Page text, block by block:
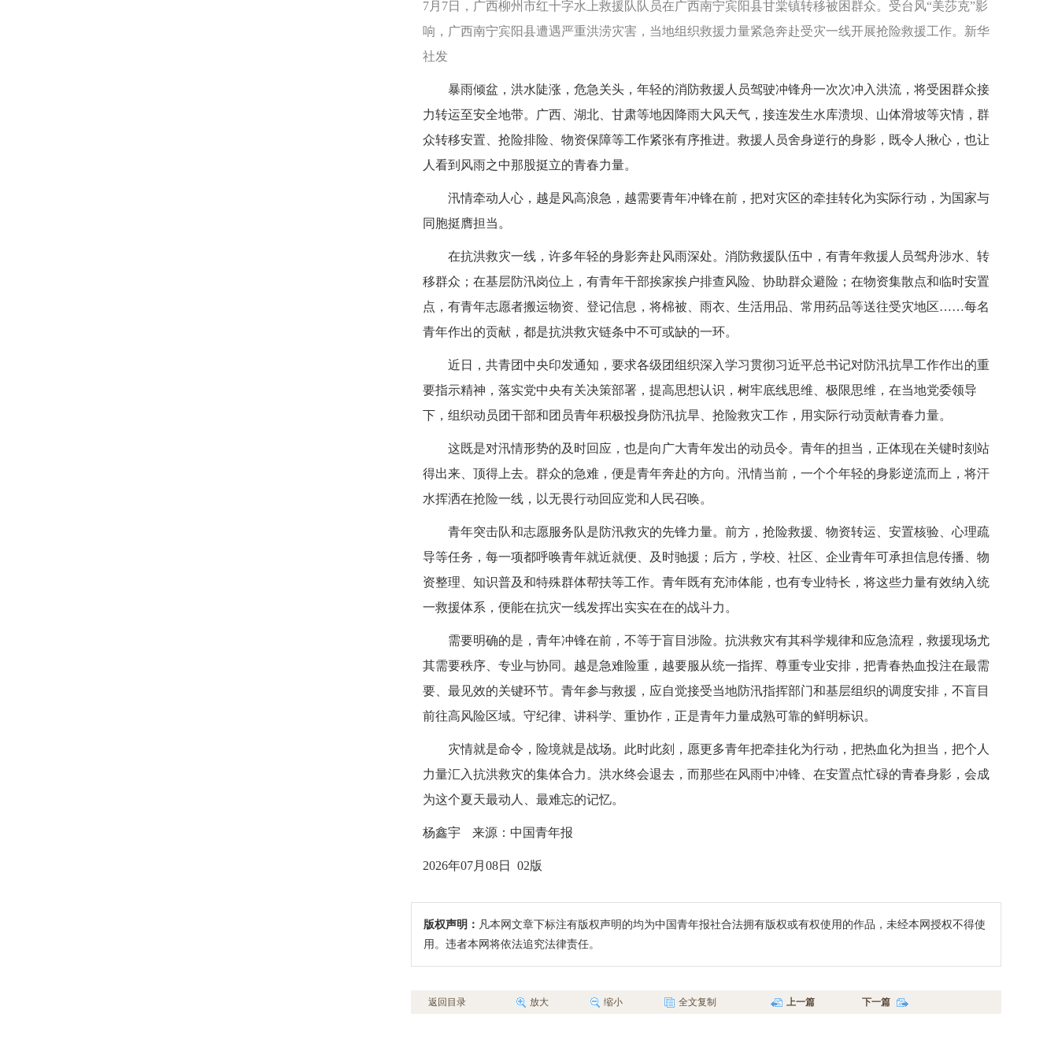
7月7日，广西柳州市红十字水上救援队队员在广西南宁宾阳县甘棠镇转移被困群众。受台风“美莎克”影
响，广西南宁宾阳县遭遇严重洪涝灾害，当地组织救援力量紧急奔赴受灾一线开展抢险救援工作。新华
社发
暴雨倾盆，洪水陡涨，危急关头，年轻的消防救援人员驾驶冲锋舟一次次冲入洪流，将受困群众接
力转运至安全地带。广西、湖北、甘肃等地因降雨大风天气，接连发生水库溃坝、山体滑坡等灾情，群
众转移安置、抢险排险、物资保障等工作紧张有序推进。救援人员舍身逆行的身影，既令人揪心，也让
人看到风雨之中那股挺立的青春力量。
汛情牵动人心，越是风高浪急，越需要青年冲锋在前，把对灾区的牵挂转化为实际行动，为国家与
同胞挺膺担当。
在抗洪救灾一线，许多年轻的身影奔赴风雨深处。消防救援队伍中，有青年救援人员驾舟涉水、转
移群众；在基层防汛岗位上，有青年干部挨家挨户排查风险、协助群众避险；在物资集散点和临时安置
点，有青年志愿者搬运物资、登记信息，将棉被、雨衣、生活用品、常用药品等送往受灾地区……每名
青年作出的贡献，都是抗洪救灾链条中不可或缺的一环。
近日，共青团中央印发通知，要求各级团组织深入学习贯彻习近平总书记对防汛抗旱工作作出的重
要指示精神，落实党中央有关决策部署，提高思想认识，树牢底线思维、极限思维，在当地党委领导
下，组织动员团干部和团员青年积极投身防汛抗旱、抢险救灾工作，用实际行动贡献青春力量。
这既是对汛情形势的及时回应，也是向广大青年发出的动员令。青年的担当，正体现在关键时刻站
得出来、顶得上去。群众的急难，便是青年奔赴的方向。汛情当前，一个个年轻的身影逆流而上，将汗
水挥洒在抢险一线，以无畏行动回应党和人民召唤。
青年突击队和志愿服务队是防汛救灾的先锋力量。前方，抢险救援、物资转运、安置核验、心理疏
导等任务，每一项都呼唤青年就近就便、及时驰援；后方，学校、社区、企业青年可承担信息传播、物
资整理、知识普及和特殊群体帮扶等工作。青年既有充沛体能，也有专业特长，将这些力量有效纳入统
一救援体系，便能在抗灾一线发挥出实实在在的战斗力。
需要明确的是，青年冲锋在前，不等于盲目涉险。抗洪救灾有其科学规律和应急流程，救援现场尤
其需要秩序、专业与协同。越是急难险重，越要服从统一指挥、尊重专业安排，把青春热血投注在最需
要、最见效的关键环节。青年参与救援，应自觉接受当地防汛指挥部门和基层组织的调度安排，不盲目
前往高风险区域。守纪律、讲科学、重协作，正是青年力量成熟可靠的鲜明标识。
灾情就是命令，险境就是战场。此时此刻，愿更多青年把牵挂化为行动，把热血化为担当，把个人
力量汇入抗洪救灾的集体合力。洪水终会退去，而那些在风雨中冲锋、在安置点忙碌的青春身影，会成
为这个夏天最动人、最难忘的记忆。
杨鑫宇 来源：中国青年报
2026年07月08日 02版
版权声明： 凡本网文章下标注有版权声明的均为中国青年报社合法拥有版权或有权使用的作品，未经本网授权不得使
用。违者本网将依法追究法律责任。
返回目录 放大 缩小 全文复制 上一篇 下一篇